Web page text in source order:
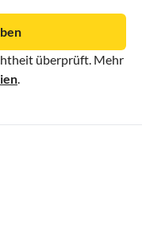
überprüft. Mehr